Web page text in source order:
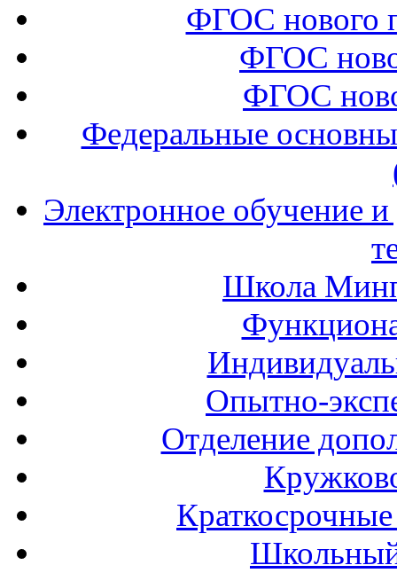
ФГОС нового
ФГОС
ФГОС
Федеральные
Электронное обучение
Школа
Опытно-
Отделение